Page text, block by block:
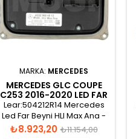
MARKA: MERCEDES
MERCEDES GLC COUPE
C253 2016-2020 LED FAR
BEYNI - A2229004812
Lear:504212R14 Mercedes
Led Far Beyni HLI Max Ana -
A2229004812
Fiyat
₺8.923,20 Normal
₺11.154,00